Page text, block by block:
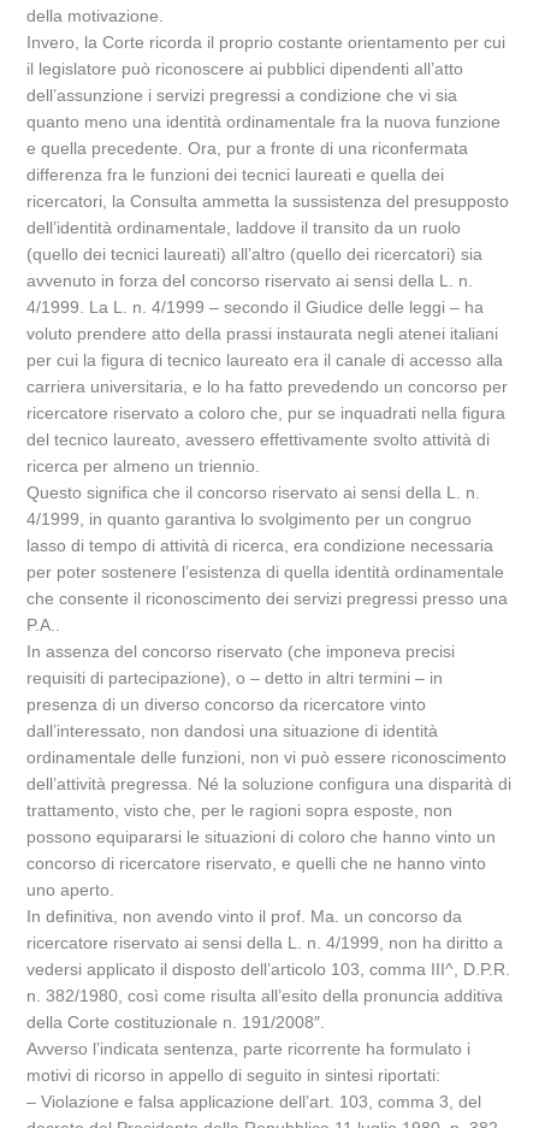
della motivazione.
Invero, la Corte ricorda il proprio costante orientamento per cui
il legislatore può riconoscere ai pubblici dipendenti all’atto
dell’assunzione i servizi pregressi a condizione che vi sia
quanto meno una identità ordinamentale fra la nuova funzione
e quella precedente. Ora, pur a fronte di una riconfermata
differenza fra le funzioni dei tecnici laureati e quella dei
ricercatori, la Consulta ammetta la sussistenza del presupposto
dell’identità ordinamentale, laddove il transito da un ruolo
(quello dei tecnici laureati) all’altro (quello dei ricercatori) sia
avvenuto in forza del concorso riservato ai sensi della L. n.
4/1999. La L. n. 4/1999 – secondo il Giudice delle leggi – ha
voluto prendere atto della prassi instaurata negli atenei italiani
per cui la figura di tecnico laureato era il canale di accesso alla
carriera universitaria, e lo ha fatto prevedendo un concorso per
ricercatore riservato a coloro che, pur se inquadrati nella figura
del tecnico laureato, avessero effettivamente svolto attività di
ricerca per almeno un triennio.
Questo significa che il concorso riservato ai sensi della L. n.
4/1999, in quanto garantiva lo svolgimento per un congruo
lasso di tempo di attività di ricerca, era condizione necessaria
per poter sostenere l’esistenza di quella identità ordinamentale
che consente il riconoscimento dei servizi pregressi presso una
P.A..
In assenza del concorso riservato (che imponeva precisi
requisiti di partecipazione), o – detto in altri termini – in
presenza di un diverso concorso da ricercatore vinto
dall’interessato, non dandosi una situazione di identità
ordinamentale delle funzioni, non vi può essere riconoscimento
dell’attività pregressa. Né la soluzione configura una disparità di
trattamento, visto che, per le ragioni sopra esposte, non
possono equipararsi le situazioni di coloro che hanno vinto un
concorso di ricercatore riservato, e quelli che ne hanno vinto
uno aperto.
In definitiva, non avendo vinto il prof. Ma. un concorso da
ricercatore riservato ai sensi della L. n. 4/1999, non ha diritto a
vedersi applicato il disposto dell’articolo 103, comma III^, D.P.R.
n. 382/1980, così come risulta all’esito della pronuncia additiva
della Corte costituzionale n. 191/2008″.
Avverso l’indicata sentenza, parte ricorrente ha formulato i
motivi di ricorso in appello di seguito in sintesi riportati:
– Violazione e falsa applicazione dell’art. 103, comma 3, del